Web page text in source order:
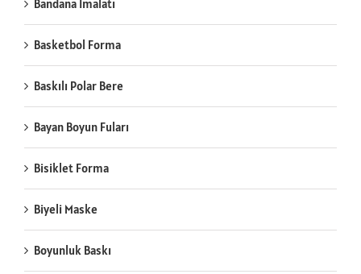
Bandana İmalatı
Basketbol Forma
Baskılı Polar Bere
Bayan Boyun Fuları
Bisiklet Forma
Biyeli Maske
Boyunluk Baskı